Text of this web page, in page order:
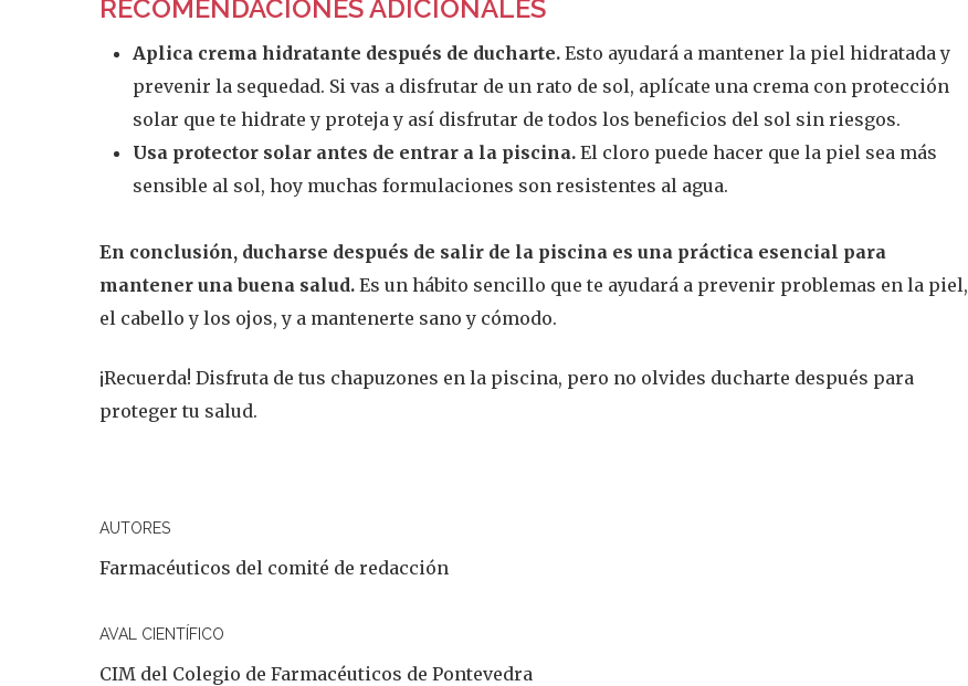
RECOMENDACIONES ADICIONALES
Aplica crema hidratante después de ducharte. Esto ayudará a mantener la piel hidratada y
prevenir la sequedad. Si vas a disfrutar de un rato de sol, aplícate una crema con protección
solar que te hidrate y proteja y así disfrutar de todos los beneficios del sol sin riesgos.
Usa protector solar antes de entrar a la piscina. El cloro puede hacer que la piel sea más
sensible al sol, hoy muchas formulaciones son resistentes al agua.
En conclusión, ducharse después de salir de la piscina es una práctica esencial para
mantener una buena salud. Es un hábito sencillo que te ayudará a prevenir problemas en la piel,
el cabello y los ojos, y a mantenerte sano y cómodo.
¡Recuerda! Disfruta de tus chapuzones en la piscina, pero no olvides ducharte después para
proteger tu salud.
AUTORES
Farmacéuticos del comité de redacción
AVAL CIENTÍFICO
CIM del Colegio de Farmacéuticos de Pontevedra